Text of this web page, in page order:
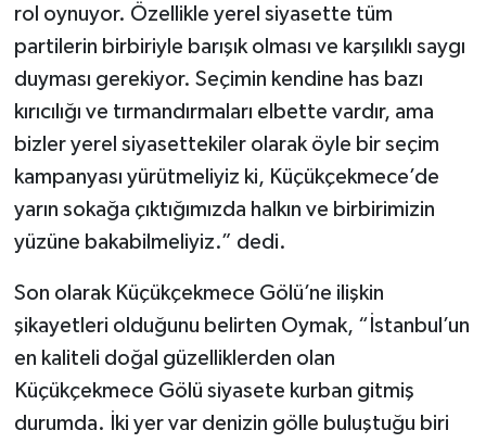
rol oynuyor. Özellikle yerel siyasette tüm
partilerin birbiriyle barışık olması ve karşılıklı saygı
duyması gerekiyor. Seçimin kendine has bazı
kırıcılığı ve tırmandırmaları elbette vardır, ama
bizler yerel siyasettekiler olarak öyle bir seçim
kampanyası yürütmeliyiz ki, Küçükçekmece’de
yarın sokağa çıktığımızda halkın ve birbirimizin
yüzüne bakabilmeliyiz.” dedi.
Son olarak Küçükçekmece Gölü’ne ilişkin
şikayetleri olduğunu belirten Oymak, “İstanbul’un
en kaliteli doğal güzelliklerden olan
Küçükçekmece Gölü siyasete kurban gitmiş
durumda. İki yer var denizin gölle buluştuğu biri